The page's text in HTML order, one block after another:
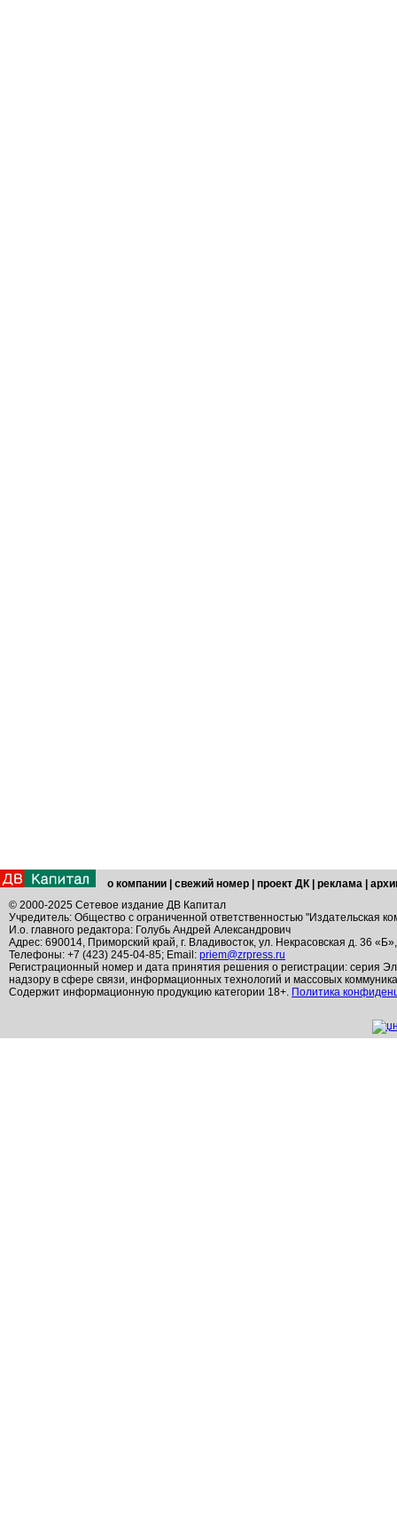
о компании свежий номер проект ДК реклама
© 2000-2025 Сетевое издание ДВ Капитал
Учредитель: Общество с ограниченной ответственностью "Издательская
И.о. главного редактора: Голубь Андрей Александрович
Адрес: 690014, Приморский край, г. Владивосток, ул. Некрасовская д. 36
Телефоны: +7 (423) 245-04-85; Email: priem@zrpress.ru
Регистрационный номер и дата принятия решения о регистрации: серия
надзору в сфере связи, информационных технологий и массовых
Содержит информационную продукцию категории 18+. Политика